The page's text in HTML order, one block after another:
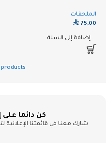
الملحقات
⃁ 75,00
إضافة إلى السلة
كن دائما على
شارك معنا في قائمتنا